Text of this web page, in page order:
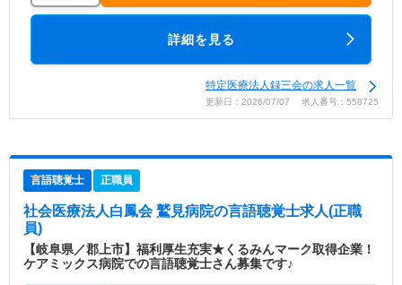
詳細を見る
特定医療法人録三会の求人一覧
更新日：2026/07/07 求人番号：558725
言語聴覚士 正職員
社会医療法人白鳳会 鷲見病院の言語聴覚士求人(正職
員)
【岐阜県／郡上市】福利厚生充実★くるみんマーク取得企業！
ケアミックス病院での言語聴覚士さん募集です♪